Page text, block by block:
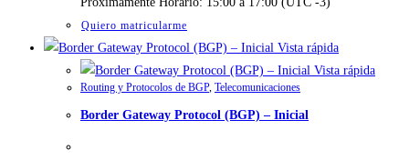
Quiero matricularme
Vista rápida
Vista rápida
Routing y Protocolos de BGP, Telecomunicaciones
Border Gateway Protocol (BGP) – Inicial